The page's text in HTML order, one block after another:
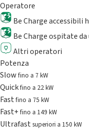
Operatore
Be Charge accessibili
Be Charge ospitate
Altri operatori
Potenza
Slowfino a 7 kW
Quickfino a 22 kW
Fastfino a 75 kW
Fast+fino a 149 kW
Ultrafast superiori a 150 kW